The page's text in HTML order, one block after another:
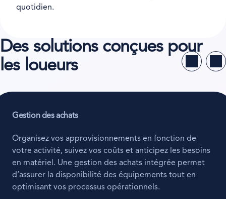
quotidien.
Des solutions conçues pour
les loueurs
Gestion des achats
Organisez vos approvisionnements en fonction de
votre activité, suivez vos coûts et anticipez les besoins
en matériel. Une gestion des achats intégrée permet
d’assurer la disponibilité des équipements tout en
optimisant vos processus opérationnels.